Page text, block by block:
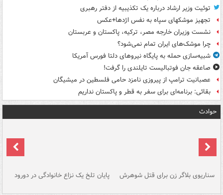
توئیت وزیر ارشاد درباره یک تکذیبیه از دفتر رهبری
تجهیز موشکهای سپاه به نفس اژدها+عکس
نشست وزیران خارجه مصر، ترکیه، پاکستان و عربستان
چرا موشک‌های ایران تمام نمی‌شود؟
شبیه‌سازی حمله به پایگاه نیروهای دلتا فورس آمریکا
صاعقه جان فوتبالیست تایلندی را گرفت!
عصبانیت ترامپ از پیروزی نامزد حامی فلسطین در میشیگان
بقائی: برنامه‌ای برای سفر به قطر و پاکستان نداریم
حوادث
سناریوی بلاگر زن برای قتل شوهرش پایان تلخ یک نزاع خانوادگی در دورود